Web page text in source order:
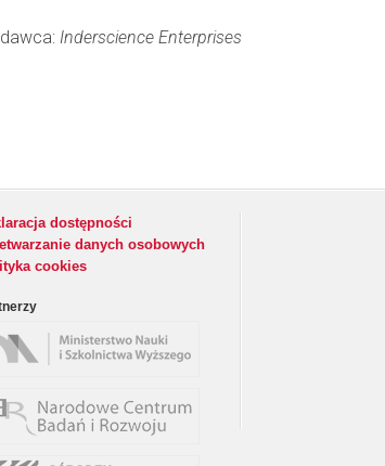
Inderscience Enterprises
dostępności
danych osobowych
cookies